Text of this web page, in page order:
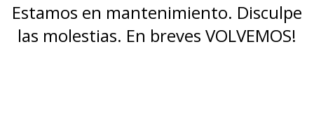
Estamos en mantenimiento. Disculpe
las molestias. En breves VOLVEMOS!